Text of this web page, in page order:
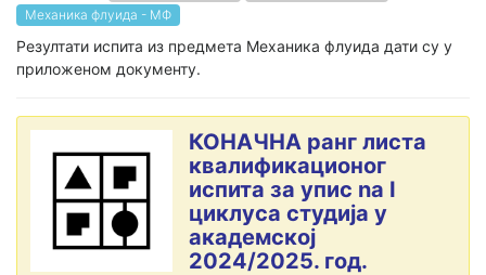
Механика флуида - МФ
Резултати испита из предмета Механика флуида дати су у
приложеном документу.
КОНАЧНА ранг листа
квалификационог
испита за упис na I
циклуса студија у
академској
2024/2025. год.